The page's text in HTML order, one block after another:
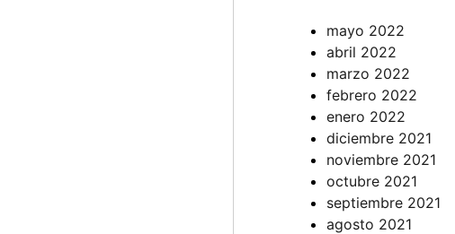
mayo 2022
abril 2022
marzo 2022
febrero 2022
enero 2022
diciembre 2021
noviembre 2021
octubre 2021
septiembre 2021
agosto 2021